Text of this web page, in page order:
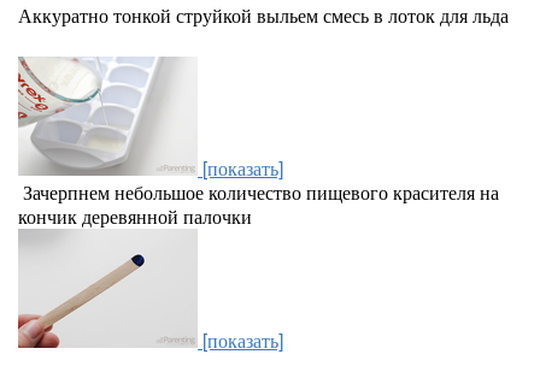
Аккуратно тонкой струйкой выльем смесь в лоток для льда
[показать]
Зачерпнем небольшое количество пищевого красителя на
кончик деревянной палочки
[показать]